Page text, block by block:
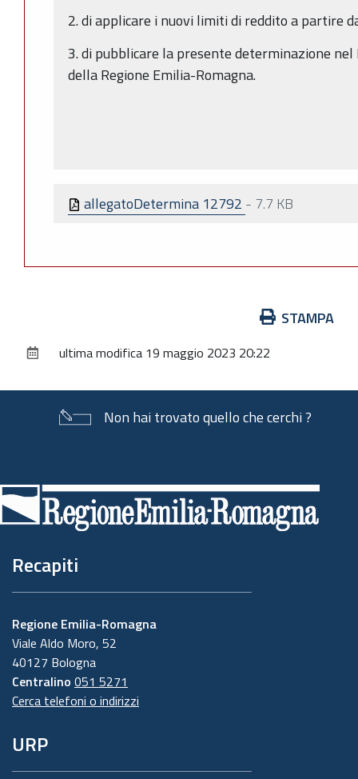
2. di applicare i nuovi limiti di reddito a partire
3. di pubblicare la presente determinazione
della Regione Emilia-Romagna.
allegatoDetermina 12792 - 7.7 KB
documento
STAMPA
ultima modifica 19 maggio 2023 20:22
Non hai trovato quello che cerchi ?
di
pagina
Recapiti
Regione Emilia-Romagna
Viale Aldo Moro, 52
40127 Bologna
Centralino 051 5271
Cerca telefoni o indirizzi
URP